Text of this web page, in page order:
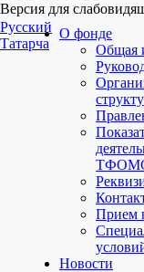
Версия для
Русский
Татарча
О фонде
Общая
Прием
Новости